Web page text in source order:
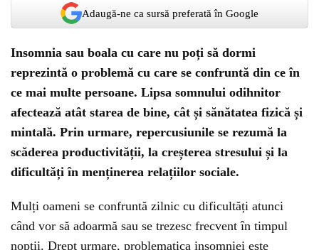
Adaugă-ne ca sursă preferată în Google
Insomnia sau boala cu care nu poți să dormi
reprezintă o problemă cu care se confruntă din ce în
ce mai multe persoane. Lipsa somnului odihnitor
afectează atât starea de bine, cât și sănătatea fizică și
mintală. Prin urmare, repercusiunile se rezumă la
scăderea productivității, la creșterea stresului și la
dificultăți în menținerea relațiilor sociale.
Mulți oameni se confruntă zilnic cu dificultăți atunci
când vor să adoarmă sau se trezesc frecvent în timpul
nopții. Drept urmare, problematica insomniei este